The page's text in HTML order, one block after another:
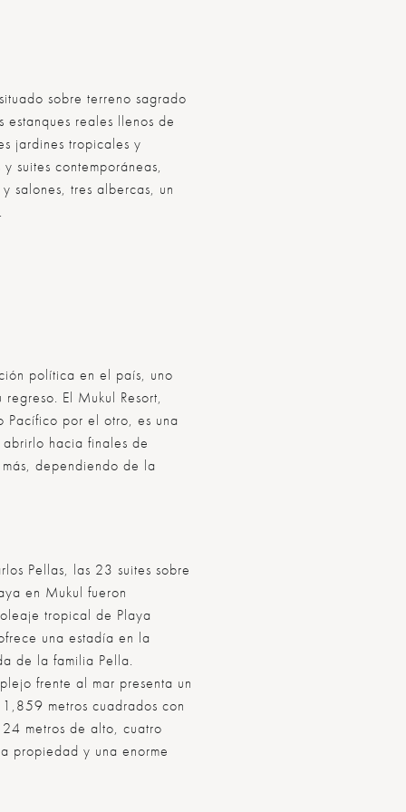
sobre terreno sagrado
reales llenos de
jardines tropicales y
suites contemporáneas,
salones, tres albercas, un
política en el país, uno
El Mukul Resort,
por el otro, es una
hacia finales de
dependiendo de la
Pellas, las 23 suites sobre
en Mukul fueron
tropical de Playa
una estadía en la
de la familia Pella.
frente al mar presenta un
metros cuadrados con
metros de alto, cuatro
propiedad y una enorme